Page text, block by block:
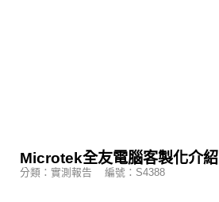
Microtek全友電腦客製化介紹
分類：實測報告 編號：S4388